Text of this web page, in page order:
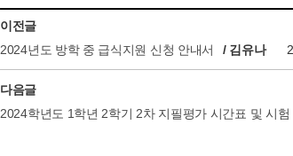
이전글
2024년도 방학 중 급식지원 신청 안내서
/ 김유나
다음글
2024학년도 1학년 2학기 2차 지필평가 시간표 및 시험